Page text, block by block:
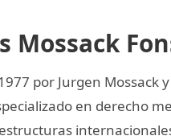
Mossack
por Jurgen Mossack
en derecho